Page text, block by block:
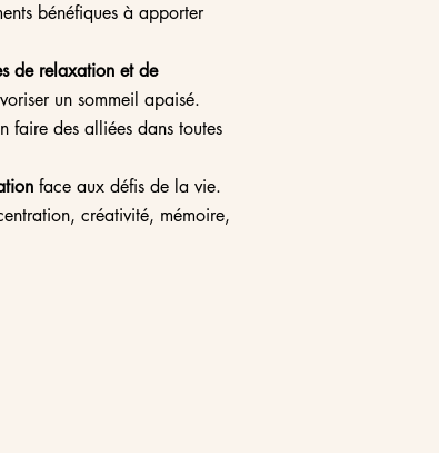
bénéfiques à apporter
de relaxation et de
un sommeil apaisé.
faire des alliées dans toutes
face aux défis de la vie.
créativité, mémoire,